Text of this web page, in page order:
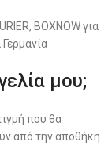
BOXNOW για
μου;
που θα
από την αποθήκη